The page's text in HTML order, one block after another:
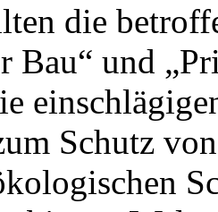
die
Bau“ und
Schutz